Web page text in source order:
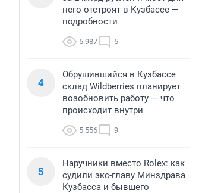
него отстроят в Кузбассе —
подробности
5 987 5
4
Обрушившийся в Кузбассе
склад Wildberries планирует
возобновить работу — что
происходит внутри
5 556 9
5
Наручники вместо Rolex: как
судили экс-главу Минздрава
Кузбасса и бывшего